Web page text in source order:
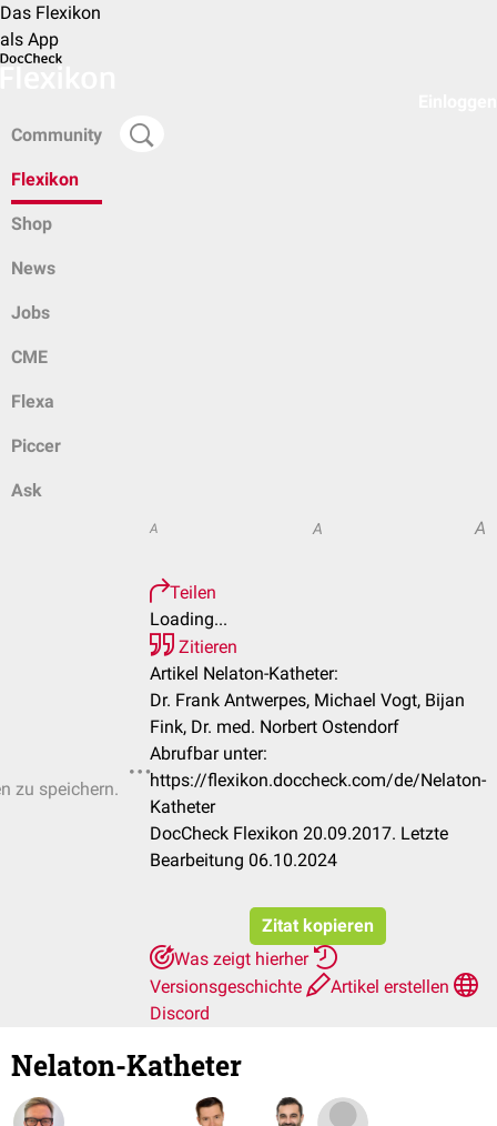
Das Flexikon
als App
Community
Flexikon
Shop
News
Jobs
CME
Flexa
Piccer
Ask
zu speichern.
A A A
Teilen
Loading...
Zitieren
Artikel Nelaton-Katheter:
Dr. Frank Antwerpes, Michael Vogt, Bijan
Fink, Dr. med. Norbert Ostendorf
Abrufbar unter:
https://flexikon.doccheck.com/de/Nelaton-
Katheter
DocCheck Flexikon 20.09.2017. Letzte
Bearbeitung 06.10.2024
Zitat kopieren
Was zeigt hierher
Versionsgeschichte
Artikel erstellen
Discord
Nelaton-Katheter